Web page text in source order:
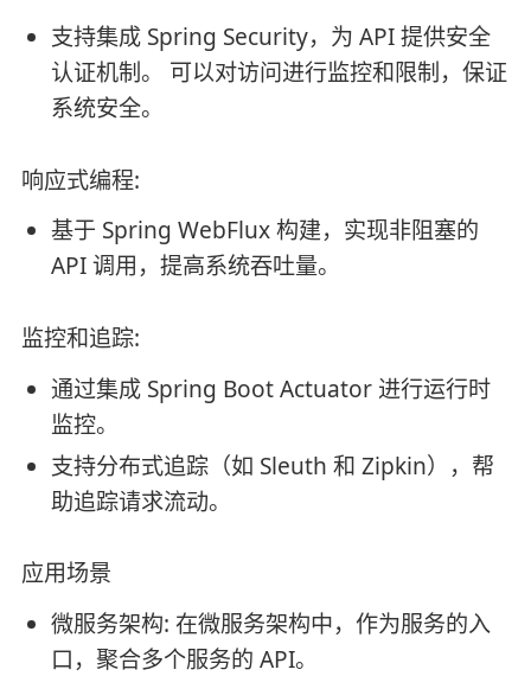
支持集成 Spring Security，为 API 提供安全
认证机制。 可以对访问进行监控和限制，保证
系统安全。
响应式编程:
基于 Spring WebFlux 构建，实现非阻塞的
API 调用，提高系统吞吐量。
监控和追踪:
通过集成 Spring Boot Actuator 进行运行时
监控。
支持分布式追踪（如 Sleuth 和 Zipkin），帮
助追踪请求流动。
应用场景
微服务架构: 在微服务架构中，作为服务的入
口，聚合多个服务的 API。